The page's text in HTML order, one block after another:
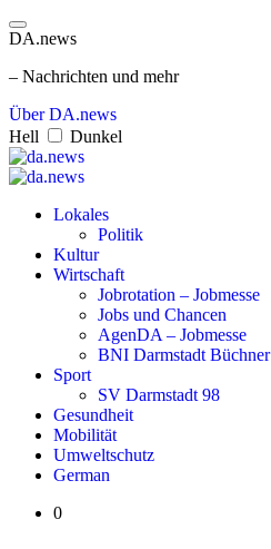
DA.news
– Nachrichten und mehr
Über DA.news
Hell
Dunkel
Lokales
Politik
Kultur
Wirtschaft
Jobrotation – Jobmesse
Jobs und Chancen
AgenDA – Jobmesse
BNI Darmstadt Büchner
Sport
SV Darmstadt 98
Gesundheit
Mobilität
Umweltschutz
German
0